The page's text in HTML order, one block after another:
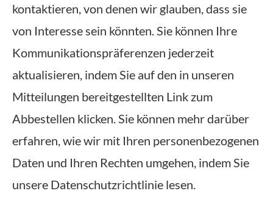
kontaktieren, von denen wir glauben, dass sie
von Interesse sein könnten. Sie können Ihre
Kommunikationspräferenzen jederzeit
aktualisieren, indem Sie auf den in unseren
Mitteilungen bereitgestellten Link zum
Abbestellen klicken. Sie können mehr darüber
erfahren, wie wir mit Ihren personenbezogenen
Daten und Ihren Rechten umgehen, indem Sie
unsere Datenschutzrichtlinie lesen.